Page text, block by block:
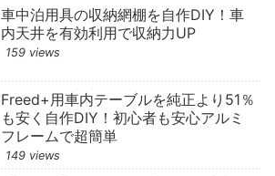
車中泊用具の収納網棚を自作DIY！車
内天井を有効利用で収納力UP
159 views
Freed+用車内テーブルを純正より51％
も安く自作DIY！初心者も安心アルミ
フレームで超簡単
149 views